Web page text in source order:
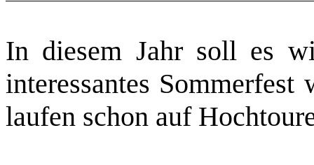
In diesem Jahr soll es
interessantes Sommerfest
laufen schon auf